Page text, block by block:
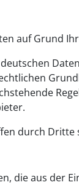
auf Grund
durch
die aus der